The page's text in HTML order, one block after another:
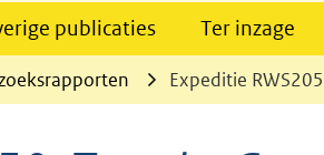
publicaties Ter inzage
Expeditie